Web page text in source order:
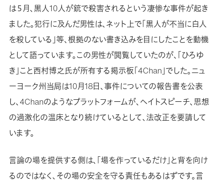
は５月、黒人10人が銃で殺害されるという凄惨な事件が起き
ました。犯行に及んだ男性は、ネット上で「黒人が不当に白人
を殺している」等、根拠のない書き込みを目にしたことを動機
として語っています。この男性が閲覧していたのが、「ひろゆ
き」こと西村博之氏が所有する掲示板「4Chan」でした。ニュ
ーヨーク州当局は10月18日、事件についての報告書を公表
し、4Chanのようなプラットフォームが、ヘイトスピーチ、思想
の過激化の温床となり続けているとして、法改正を要請して
います。
言論の場を提供する側は、「場を作っているだけ」と背を向け
るのではなく、その場の安全を守る責任もあるはずです。言